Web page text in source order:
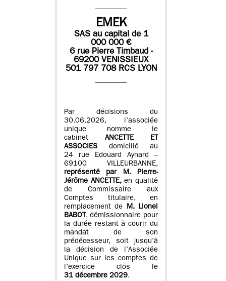
EMEK
SASau capital de 1
000 000€
6 rue Pierre Timbaud -
69200 VENISSIEUX
501 797 708 RCS LYON
Par décisions du
30.06.2026, l’associée
unique nomme le
cabinet ANCETTE ET
ASSOCIES
domicilié au
24 rue Edouard Aynard –
69100 VILLEURBANNE,
représenté par M.Pierre-
Jérôme ANCETTE, en qualité
de Commissaire aux
Comptes titulaire, en
remplacement de M.Lionel
BABOT , démissionnaire pour
la durée restant à courir du
mandat de son
prédécesseur, soit jusqu’à
la décision de l’Associée
Unique sur les comptes de
l’exercice clos le
31 décembre 2029.